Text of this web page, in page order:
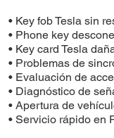
• Key fob Tesla sin
• Phone key
• Key card Tesla
• Problemas de
• Evaluación de
• Diagnóstico de
• Apertura de
• Servicio rápido en